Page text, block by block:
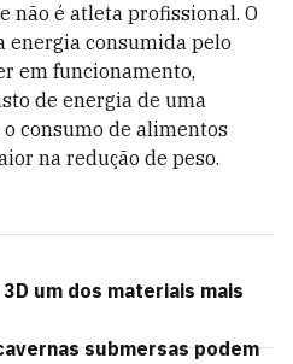
não é atleta profissional. O
energia consumida pelo
em funcionamento,
de energia de uma
consumo de alimentos
na redução de peso.
um dos materiais mais
submersas podem